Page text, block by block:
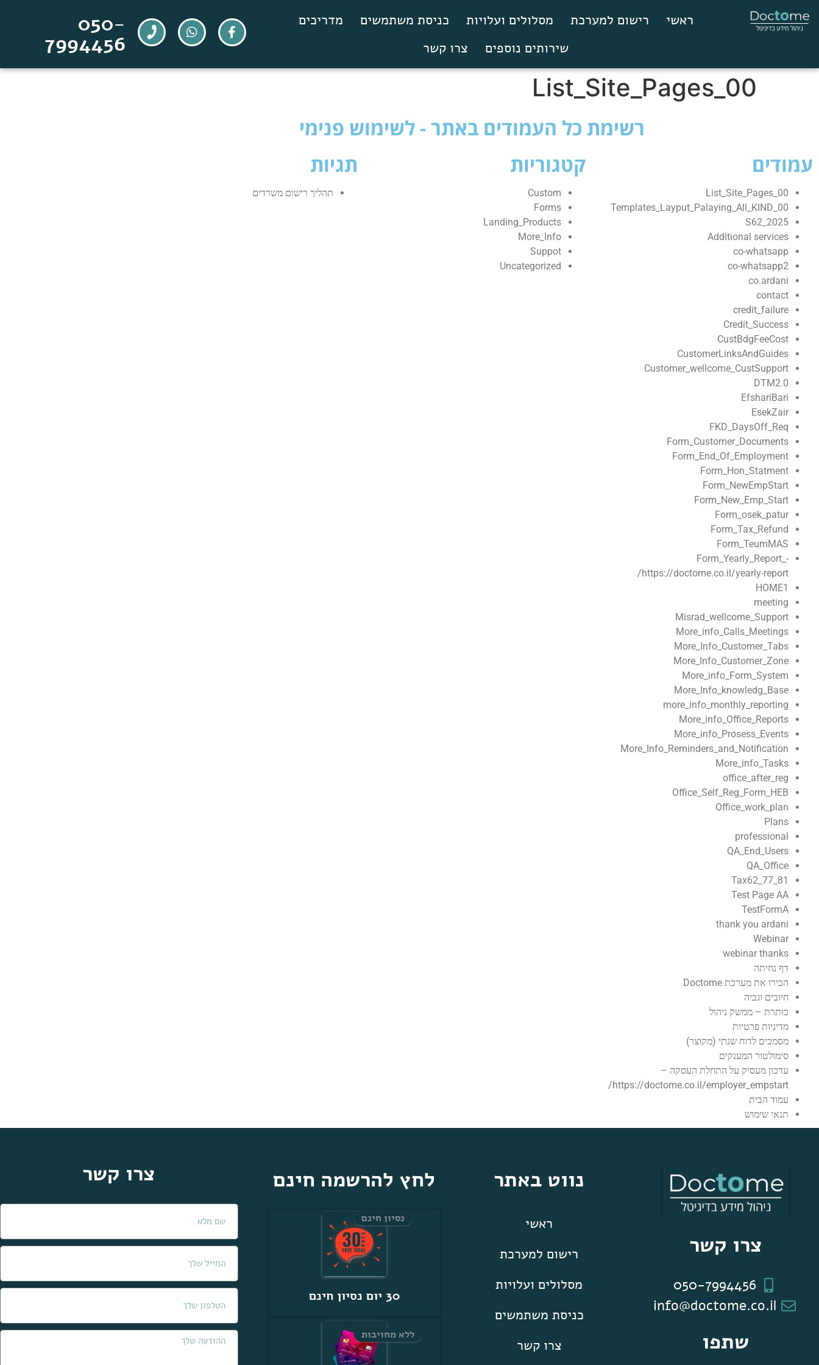
ראשי רישום למערכת מסלולים ועלויות כניסת משתמשים
מדריכים
שירותים נוספים
צרו קשר
050-
7994456
00_List_Site_Pages
רשימת כל העמודים באתר - לשימוש פנימי
עמודים
00_List_Site_Pages
00_Templates_Layput_Palaying_All_KIND
2025_S62
Additional services
co-whatsapp
co-whatsapp2
co.ardani
contact
credit_failure
Credit_Success
CustBdgFeeCost
CustomerLinksAndGuides
Customer_wellcome_CustSupport
DTM2.0
EfshariBari
EsekZair
FKD_DaysOff_Req
Form_Customer_Documents
Form_End_Of_Employment
Form_Hon_Statment
Form_NewEmpStart
Form_New_Emp_Start
Form_osek_patur
Form_Tax_Refund
Form_TeumMAS
Form_Yearly_Report_-
https://doctome.co.il/yearly-report/
HOME1
meeting
Misrad_wellcome_Support
More_info_Calls_Meetings
More_Info_Customer_Tabs
More_Info_Customer_Zone
More_info_Form_System
More_Info_knowledg_Base
more_info_monthly_reporting
More_info_Office_Reports
More_info_Prosess_Events
More_Info_Reminders_and_Notification
More_info_Tasks
office_after_reg
Office_Self_Reg_Form_HEB
Office_work_plan
Plans
professional
QA_End_Users
QA_Office
Tax62_77_81
Test Page AA
TestFormA
thank you ardani
Webinar
webinar thanks
דף נחיתה
הכירו את מערכת Doctome
חיובים וגביה
כותרת – ממשק ניהול
מדיניות פרטיות
מסמכים לדוח שנתי (מקוצר)
סימולטור המענקים
עדכון מעסיק על התחלת העסקה –
https://doctome.co.il/employer_empstart/
עמוד הבית
תנאי שימוש
קטגוריות
Custom
Forms
Landing_Products
More_Info
Suppot
Uncategorized
תגיות
תהליך רישום משרדים
צרו קשר
050-7994456
info@doctome.co.il
שתפו
נווט באתר
ראשי
רישום למערכת
מסלולים ועלויות
כניסת משתמשים
צרו קשר
לחץ להרשמה חינם
30 יום נסיון חינם
נסיון חינם
ללא מחויבות
צרו קשר